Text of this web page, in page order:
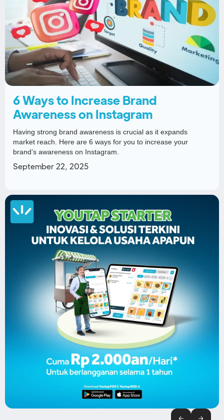
6 Ways to Increase Brand
Awareness on Instagram
Having strong brand awareness is crucial as it expands
market reach. Here are 6 ways for you to increase your
brand’s awareness on Instagram.
September 22, 2025